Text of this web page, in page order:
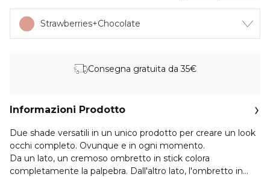
Strawberries+Chocolate
Consegna gratuita da 35€
Informazioni Prodotto
Due shade versatili in un unico prodotto per creare un look
occhi completo. Ovunque e in ogni momento.
Da un lato, un cremoso ombretto in stick colora
completamente la palpebra. Dall'altro lato, l'ombretto in